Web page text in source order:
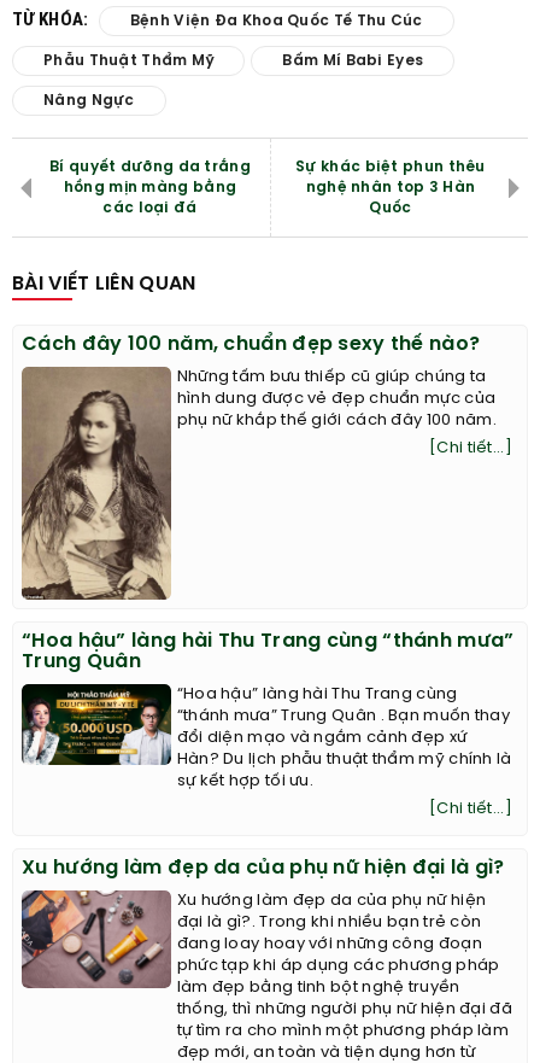
TỪ KHÓA: Bệnh Viện Đa Khoa Quốc Tế Thu Cúc
Phẫu Thuật Thẩm Mỹ Bấm Mí Babi Eyes
Nâng Ngực
Bí quyết dưỡng da trắng
hồng mịn màng bằng
các loại đá
Sự khác biệt phun thêu
nghệ nhân top 3 Hàn
Quốc
BÀI VIẾT LIÊN QUAN
Cách đây 100 năm, chuẩn đẹp sexy thế nào?
Những tấm bưu thiếp cũ giúp chúng ta
hình dung được vẻ đẹp chuẩn mực của
phụ nữ khắp thế giới cách đây 100 năm.
[Chi tiết...]
“Hoa hậu” làng hài Thu Trang cùng “thánh mưa”
Trung Quân
“Hoa hậu” làng hài Thu Trang cùng
“thánh mưa” Trung Quân . Bạn muốn thay
đổi diện mạo và ngắm cảnh đẹp xứ
Hàn? Du lịch phẫu thuật thẩm mỹ chính là
sự kết hợp tối ưu.
[Chi tiết...]
Xu hướng làm đẹp da của phụ nữ hiện đại là gì?
Xu hướng làm đẹp da của phụ nữ hiện
đại là gì?. Trong khi nhiều bạn trẻ còn
đang loay hoay với những công đoạn
phức tạp khi áp dụng các phương pháp
làm đẹp bằng tinh bột nghệ truyền
thống, thì những người phụ nữ hiện đại đã
tự tìm ra cho mình một phương pháp làm
đẹp mới, an toàn và tiện dụng hơn từ